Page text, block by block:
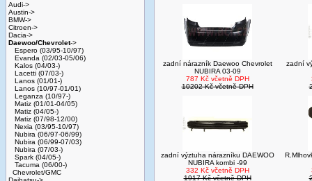
Audi->
Austin->
BMW->
Citroen->
Dacia->
Daewoo/Chevrolet->
Espero (03/95-10/97)
Evanda (02/03-05/06)
Kalos (04/03-)
Lacetti (07/03-)
Lanos (01/01-)
Lanos (10/97-01/01)
Leganza (10/97-)
Matiz (01/01-04/05)
Matiz (04/05-)
Matiz (07/98-12/00)
Nexia (03/95-10/97)
Nubira (06/97-06/99)
Nubira (06/99-07/03)
Nubira (07/03-)
Spark (04/05-)
Tacuma (06/00-)
Chevrolet/GMC
zadní nárazník Daewoo Chevrolet
NUBIRA 03-09
787 Kč včetně DPH
10202 Kč včetně DPH
zadní
zadní výztuha nárazníku DAEWOO
NUBIRA kombi -99
332 Kč včetně DPH
1917 Kč včetně DPH